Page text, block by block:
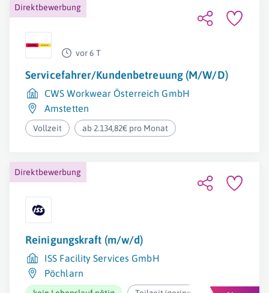
Direktbewerbung
vor 6 T
Servicefahrer/Kundenbetreuung (M/W/D)
CWS Workwear Österreich GmbH
Amstetten
Vollzeit ab 2.134,82€ pro Monat
Direktbewerbung
Reinigungskraft (m/w/d)
ISS Facility Services GmbH
Pöchlarn